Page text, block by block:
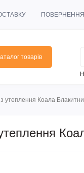
ПОВЕРНЕННЯ
товарів
утеплення Коала